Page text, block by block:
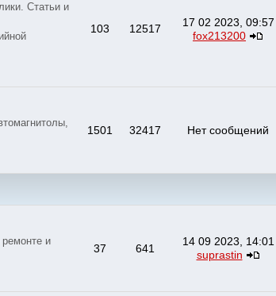
Статьи и
103 12517
17 02 2023, 09:57
fox213200
1501 32417 Нет сообщений
и
37 641
14 09 2023, 14:01
suprastin